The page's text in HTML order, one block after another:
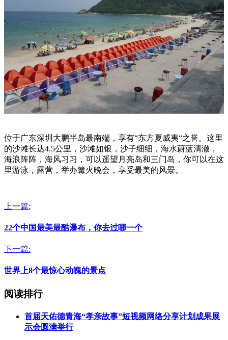
位于广东深圳大鹏半岛最南端，享有“东方夏威夷“之誉。这里
的沙滩长达4.5公里，沙滩如银，沙子细细，海水蔚蓝清澈，
海浪阵阵，海风习习，可以遥望月亮岛和三门岛，你可以在这
里游泳，露营，举办篝火晚会，享受最美的风景。
上一篇:
22个中国最美最酷瀑布，你去过哪一个
下一篇:
世界上8个最惊心动魄的景点
阅读排行
首届天佑德青海“孝亲故事”短视频网络分享计划成果展
示会圆满举行